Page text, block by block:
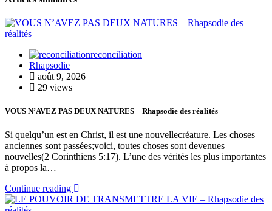
reconciliation
Rhapsodie
août 9, 2026
29 views
VOUS N’AVEZ PAS DEUX NATURES – Rhapsodie des réalités
Si quelqu’un est en Christ, il est une nouvellecréature. Les choses
anciennes sont passées;voici, toutes choses sont devenues
nouvelles(2 Corinthiens 5:17). L’une des vérités les plus importantes
à propos la…
Continue reading